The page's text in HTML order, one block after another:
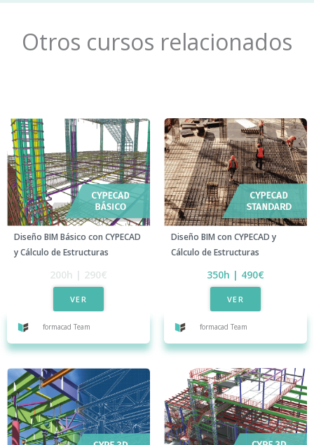
Otros cursos relacionados
Diseño BIM Básico con CYPECAD
y Cálculo de Estructuras
200h | 290€
VER
formacad Team
Diseño BIM con CYPECAD y
Cálculo de Estructuras
350h | 490€
VER
formacad Team